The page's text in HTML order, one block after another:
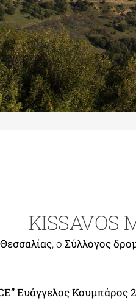
KISSAVOS
, ο Σύλλογος
Ευάγγελος Κουμπάρος